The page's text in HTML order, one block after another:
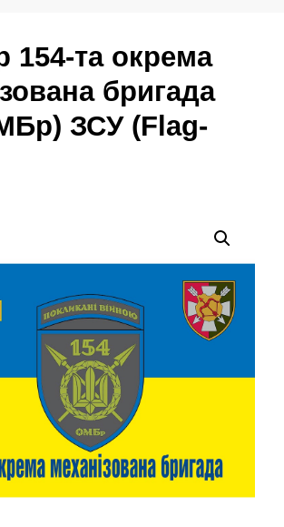
154-та окрема
бригада
ЗСУ (Flag-